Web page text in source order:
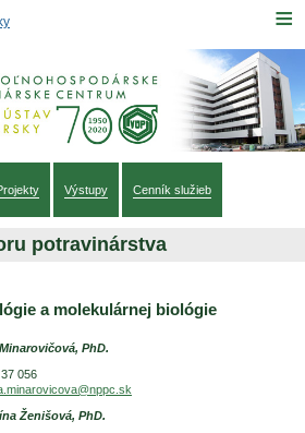
≡
Výstupy Cenník služieb
potravinárstva
a molekulárnej biológie
PhD.
056
Ženišová, PhD.